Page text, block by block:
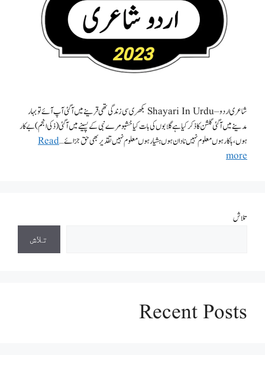
شاعری اردو – Shayari In Urdu بکھری سی زندگی تھی قرینے میں آگئی آپ آئے تو بہار
مدینے میں آگئی گلشن کا ذکر کیا ہے گلابوں کی بات کیا خشبو مرے نبی کے پسینے میں آگئی (ذکی انجم) بے کار
ہوں، باکار ہوں معلوم نہیں نادان ہوں ہشیار ہوں معلوم نہیں تقدیر بھی حق جزائے …Read
more
تلاش
تلاش
Recent Posts